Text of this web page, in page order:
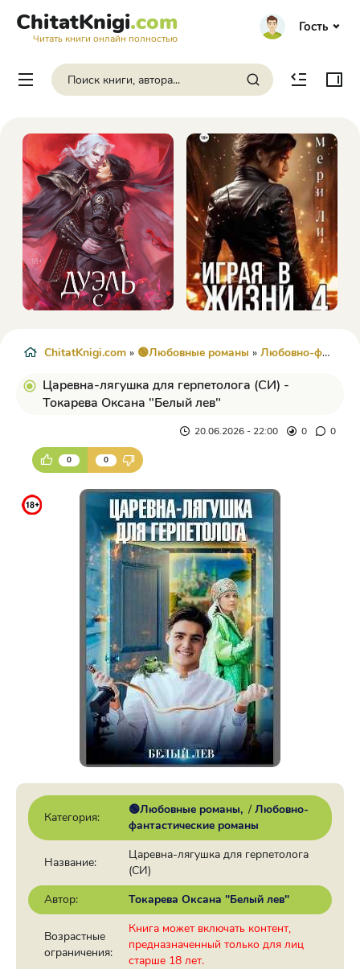
ChitatKnigi.com
Читать книги онлайн полностью
Гость
ChitatKnigi.com » 🟢Любовные романы » Любовно-фантастические романы
Царевна-лягушка для герпетолога (СИ) -
Токарева Оксана "Белый лев"
20.06.2026 - 22:00 0 0
0 0
Категория:
🟢Любовные романы / Любовно-
фантастические романы
Название:
Царевна-лягушка для герпетолога
(СИ)
Автор:
Токарева Оксана "Белый лев"
Возрастные
ограничения:
Книга может включать контент,
предназначенный только для лиц
старше 18 лет.